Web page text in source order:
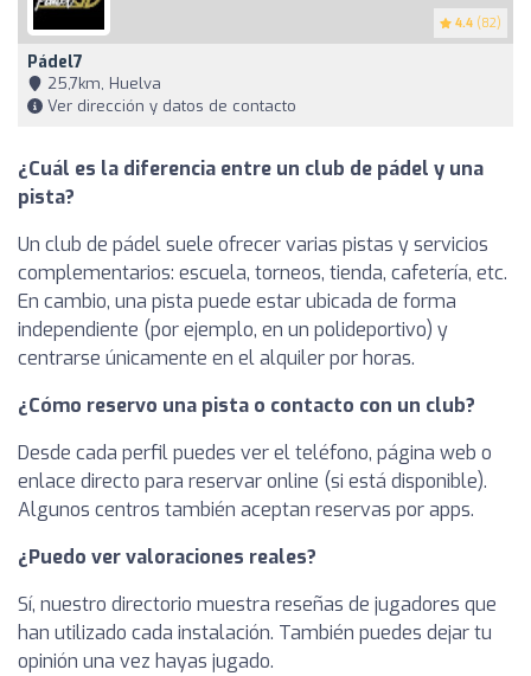
4.4 (82)
Pádel7
25,7km, Huelva
Ver dirección y datos de contacto
¿Cuál es la diferencia entre un club de pádel y una
pista?
Un club de pádel suele ofrecer varias pistas y servicios
complementarios: escuela, torneos, tienda, cafetería, etc.
En cambio, una pista puede estar ubicada de forma
independiente (por ejemplo, en un polideportivo) y
centrarse únicamente en el alquiler por horas.
¿Cómo reservo una pista o contacto con un club?
Desde cada perfil puedes ver el teléfono, página web o
enlace directo para reservar online (si está disponible).
Algunos centros también aceptan reservas por apps.
¿Puedo ver valoraciones reales?
Sí, nuestro directorio muestra reseñas de jugadores que
han utilizado cada instalación. También puedes dejar tu
opinión una vez hayas jugado.